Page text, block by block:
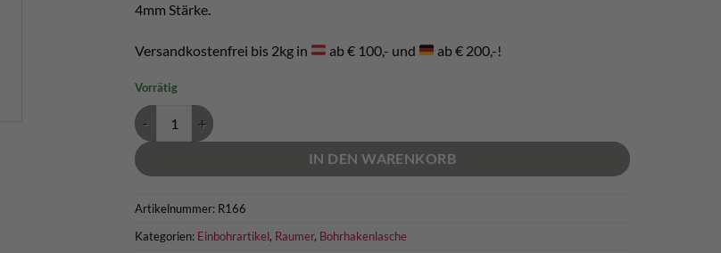
4mm Stärke.
Versandkostenfrei bis 2kg in ab € 100,- und ab € 200,-!
Vorrätig
Raumer Bohrhakenlasche Rock 12mm - AISI 316L Menge
IN DEN WARENKORB
Artikelnummer: R166
Kategorien: Einbohrartikel, Raumer, Bohrhakenlasche